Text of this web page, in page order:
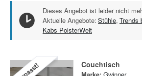
Dieses Angebot ist leider nicht
Aktuelle Angebote: Stühle, Trends
Kabs PolsterWelt
Couchtisch